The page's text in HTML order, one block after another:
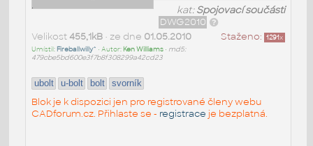
kat:Spojovací součásti
DWG2010
Staženo: 1291x
Velikost 455,1kB• ze dne 01.05.2010
Umístil: Fireballwilly^ • Autor: Ken Williams• md5:
479cbe5bd600e3f7b8f308299a42cd23
ubolt u-bolt bolt svorník
Blok je k dispozici jen pro registrované členy webu
CADforum.cz. Přihlaste se - registrace je bezplatná.